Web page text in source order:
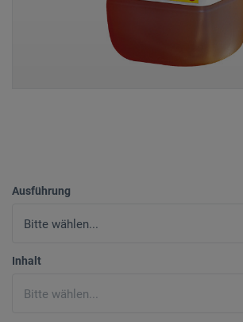
Ausführung
Inhalt